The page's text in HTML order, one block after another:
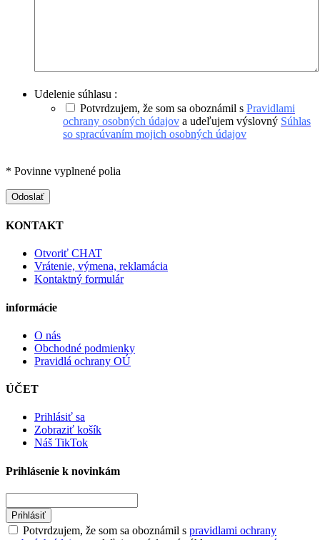
Udelenie súhlasu :
Potvrdzujem, že som sa oboznámil s Pravidlami
ochrany osobných údajov a udeľujem výslovný Súhlas
so spracúvaním mojich osobných údajov
* Povinne vyplnené polia
Odoslať
KONTAKT
Otvoriť CHAT
Vrátenie, výmena, reklamácia
Kontaktný formulár
informácie
O nás
Obchodné podmienky
Pravidlá ochrany OÚ
ÚČET
Prihlásiť sa
Zobraziť košík
Náš TikTok
Prihlásenie k novinkám
Prihlásiť
Potvrdzujem, že som sa oboznámil s pravidlami ochrany